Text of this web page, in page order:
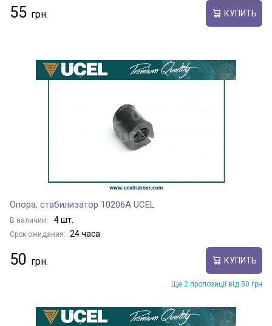
55 КУПИТЬ
Опора, стабилизатор 10206A UCEL
В наличии: 4 шт.
Срок ожидания: 24 часа
50 КУПИТЬ
Ще 2 пропозиції від 50 грн